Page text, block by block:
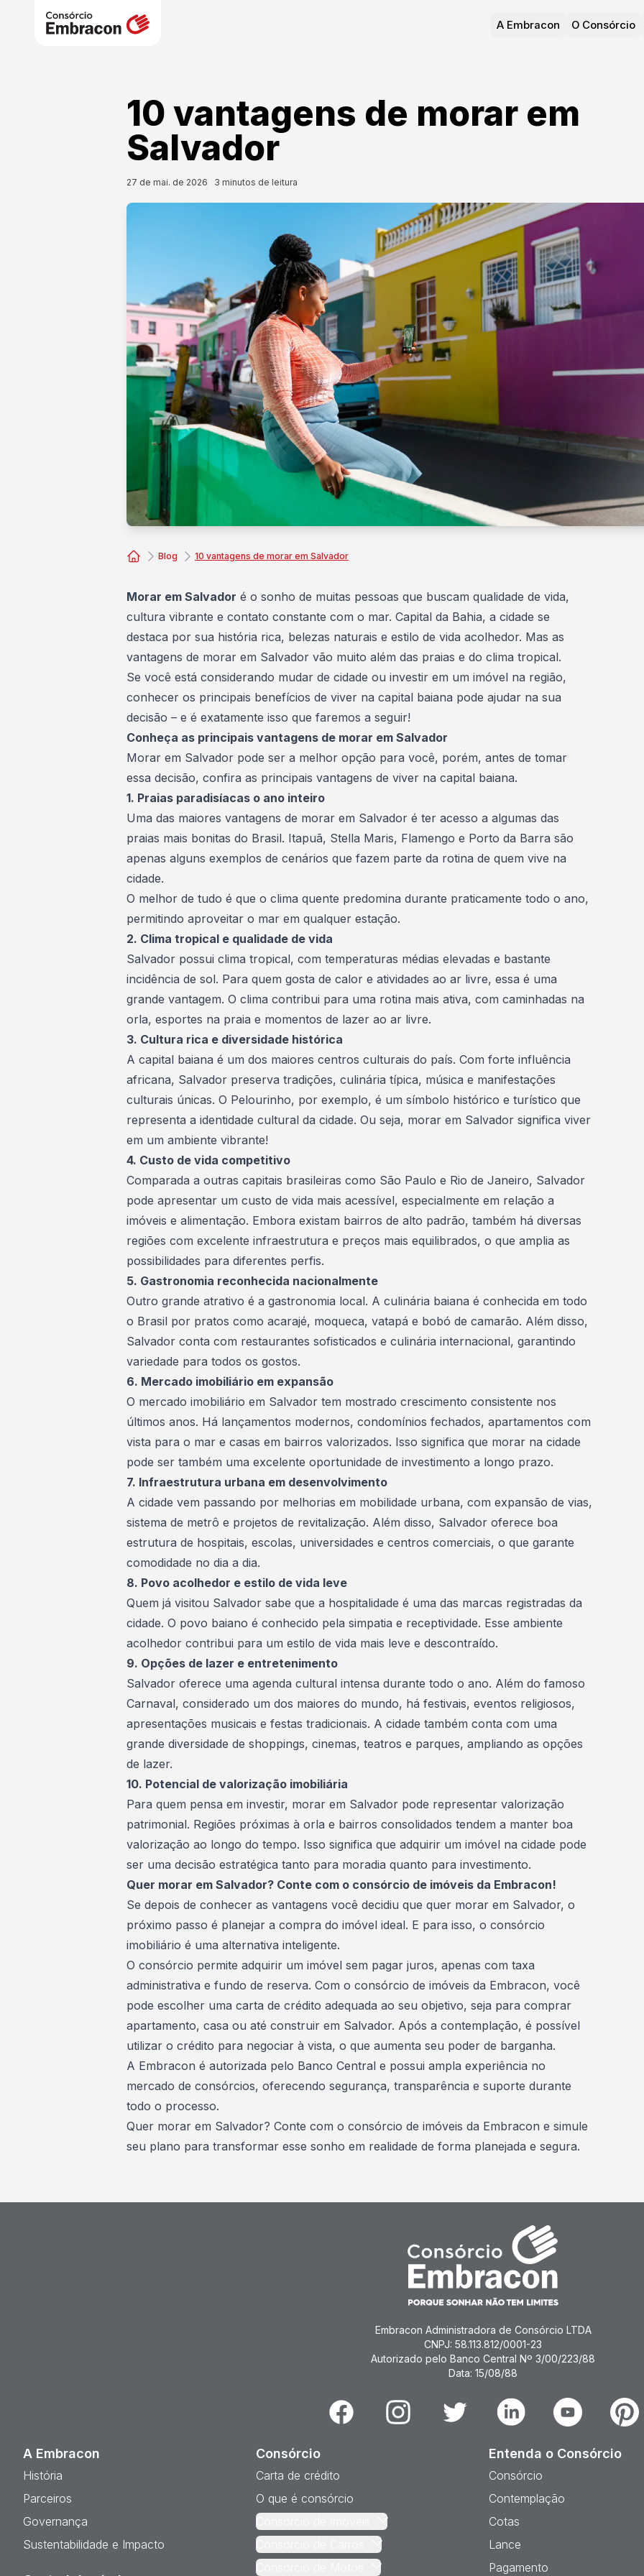
A Embracon O Consórcio
10 vantagens de morar em
Salvador
27 de mai. de 2026 3 minutos de leitura
Blog 10 vantagens de morar em Salvador
Morar em Salvador é o sonho de muitas pessoas que buscam qualidade de vida,
cultura vibrante e contato constante com o mar. Capital da Bahia, a cidade se
destaca por sua história rica, belezas naturais e estilo de vida acolhedor. Mas as
vantagens de morar em Salvador vão muito além das praias e do clima tropical.
Se você está considerando mudar de cidade ou investir em um imóvel na região,
conhecer os principais benefícios de viver na capital baiana pode ajudar na sua
decisão – e é exatamente isso que faremos a seguir!
Conheça as principais vantagens de morar em Salvador
Morar em Salvador pode ser a melhor opção para você, porém, antes de tomar
essa decisão, confira as principais vantagens de viver na capital baiana.
1. Praias paradisíacas o ano inteiro
Uma das maiores vantagens de morar em Salvador é ter acesso a algumas das
praias mais bonitas do Brasil. Itapuã, Stella Maris, Flamengo e Porto da Barra são
apenas alguns exemplos de cenários que fazem parte da rotina de quem vive na
cidade.
O melhor de tudo é que o clima quente predomina durante praticamente todo o ano,
permitindo aproveitar o mar em qualquer estação.
2. Clima tropical e qualidade de vida
Salvador possui clima tropical, com temperaturas médias elevadas e bastante
incidência de sol. Para quem gosta de calor e atividades ao ar livre, essa é uma
grande vantagem. O clima contribui para uma rotina mais ativa, com caminhadas na
orla, esportes na praia e momentos de lazer ao ar livre.
3. Cultura rica e diversidade histórica
A capital baiana é um dos maiores centros culturais do país. Com forte influência
africana, Salvador preserva tradições, culinária típica, música e manifestações
culturais únicas. O Pelourinho, por exemplo, é um símbolo histórico e turístico que
representa a identidade cultural da cidade. Ou seja, morar em Salvador significa viver
em um ambiente vibrante!
4. Custo de vida competitivo
Comparada a outras capitais brasileiras como São Paulo e Rio de Janeiro, Salvador
pode apresentar um custo de vida mais acessível, especialmente em relação a
imóveis e alimentação. Embora existam bairros de alto padrão, também há diversas
regiões com excelente infraestrutura e preços mais equilibrados, o que amplia as
possibilidades para diferentes perfis.
5. Gastronomia reconhecida nacionalmente
Outro grande atrativo é a gastronomia local. A culinária baiana é conhecida em todo
o Brasil por pratos como acarajé, moqueca, vatapá e bobó de camarão. Além disso,
Salvador conta com restaurantes sofisticados e culinária internacional, garantindo
variedade para todos os gostos.
6. Mercado imobiliário em expansão
O mercado imobiliário em Salvador tem mostrado crescimento consistente nos
últimos anos. Há lançamentos modernos, condomínios fechados, apartamentos com
vista para o mar e casas em bairros valorizados. Isso significa que morar na cidade
pode ser também uma excelente oportunidade de investimento a longo prazo.
7. Infraestrutura urbana em desenvolvimento
A cidade vem passando por melhorias em mobilidade urbana, com expansão de vias,
sistema de metrô e projetos de revitalização. Além disso, Salvador oferece boa
estrutura de hospitais, escolas, universidades e centros comerciais, o que garante
comodidade no dia a dia.
8. Povo acolhedor e estilo de vida leve
Quem já visitou Salvador sabe que a hospitalidade é uma das marcas registradas da
cidade. O povo baiano é conhecido pela simpatia e receptividade. Esse ambiente
acolhedor contribui para um estilo de vida mais leve e descontraído.
9. Opções de lazer e entretenimento
Salvador oferece uma agenda cultural intensa durante todo o ano. Além do famoso
Carnaval, considerado um dos maiores do mundo, há festivais, eventos religiosos,
apresentações musicais e festas tradicionais. A cidade também conta com uma
grande diversidade de shoppings, cinemas, teatros e parques, ampliando as opções
de lazer.
10. Potencial de valorização imobiliária
Para quem pensa em investir, morar em Salvador pode representar valorização
patrimonial. Regiões próximas à orla e bairros consolidados tendem a manter boa
valorização ao longo do tempo. Isso significa que adquirir um imóvel na cidade pode
ser uma decisão estratégica tanto para moradia quanto para investimento.
Quer morar em Salvador? Conte com o consórcio de imóveis da Embracon!
Se depois de conhecer as vantagens você decidiu que quer morar em Salvador, o
próximo passo é planejar a compra do imóvel ideal. E para isso, o consórcio
imobiliário é uma alternativa inteligente.
O consórcio permite adquirir um imóvel sem pagar juros, apenas com taxa
administrativa e fundo de reserva. Com o consórcio de imóveis da Embracon, você
pode escolher uma carta de crédito adequada ao seu objetivo, seja para comprar
apartamento, casa ou até construir em Salvador. Após a contemplação, é possível
utilizar o crédito para negociar à vista, o que aumenta seu poder de barganha.
A Embracon é autorizada pelo Banco Central e possui ampla experiência no
mercado de consórcios, oferecendo segurança, transparência e suporte durante
todo o processo.
Quer morar em Salvador? Conte com o consórcio de imóveis da Embracon e simule
seu plano para transformar esse sonho em realidade de forma planejada e segura.
Embracon Administradora de Consórcio LTDA
CNPJ: 58.113.812/0001-23
Autorizado pelo Banco Central Nº 3/00/223/88
Data: 15/08/88
Facebook Instagram Twitter Linkedin Youtube
A Embracon
História
Parceiros
Governança
Sustentabilidade e Impacto
Consórcio
Carta de crédito
O que é consórcio
Entenda o Consórcio
Consórcio
Contemplação
Cotas
Lance
Pagamento